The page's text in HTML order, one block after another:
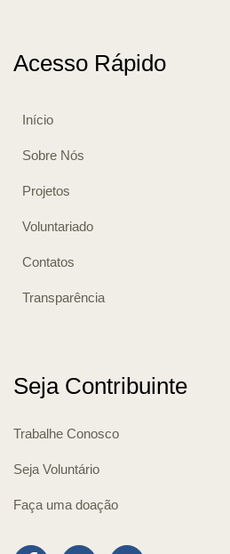
Acesso Rápido
Início
Sobre Nós
Projetos
Voluntariado
Contatos
Transparência
Seja Contribuinte
Trabalhe Conosco
Seja Voluntário
Faça uma doação